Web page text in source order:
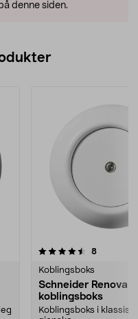
denne siden.
8
Koblingsboks
Schneider Renova
koblingsboks
Koblingsboks i klassisk
4.5av 5 stjerner